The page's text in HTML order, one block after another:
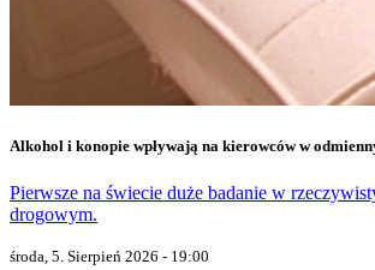
Alkohol i konopie wpływają na kierowców w
Pierwsze na świecie duże badanie w
drogowym.
środa, 5. Sierpień 2026 - 19:00